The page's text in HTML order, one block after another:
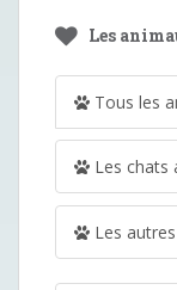
Les
Tous les
Les chats
Les